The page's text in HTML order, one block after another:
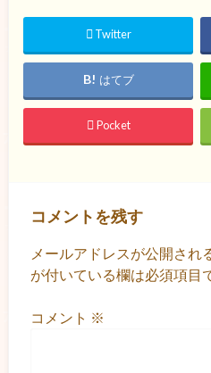
Twitter
はてブ
Pocket
コメントを残す
メールアドレスが公開され
が付いている欄は必須項目
コメント ※